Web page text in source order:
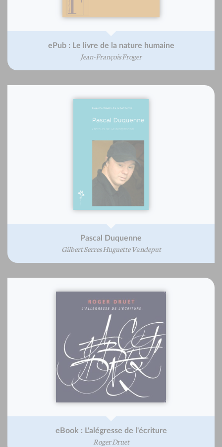
ePub : Le livre de la nature humaine
Jean-François Froger
Pascal Duquenne
Gilbert Serres Huguette Vandeput
eBook : L'alégresse de l'écriture
Roger Druet